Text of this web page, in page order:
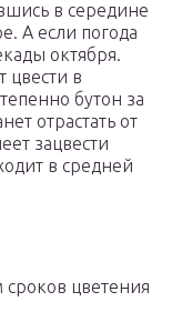
в середине
А если погода
октября.
цвести в
бутон за
отрастать от
зацвести
в средней
сроков цветения